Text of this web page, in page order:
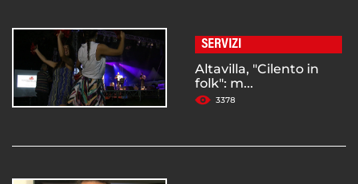
SERVIZI
Altavilla, "Cilento in
folk": m...
3378